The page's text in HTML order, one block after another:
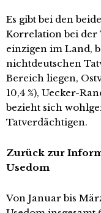
Es gibt bei den
Korrelation bei der
einzigen im Land,
nichtdeutschen
Bereich liegen,
10,4 %), Uecker-
bezieht sich
Tatverdächtigen.
Zurück zur
Usedom
Von Januar bis